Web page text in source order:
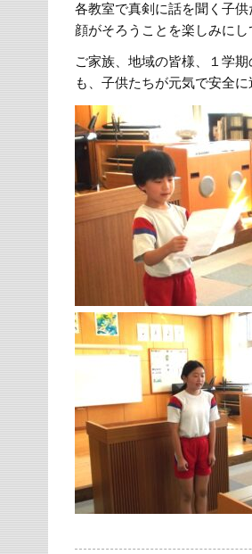
各教室で真剣に話を聞く子
顔がそろうことを楽しみにし
ご家族、地域の皆様、１学
も、子供たちが元気で安全